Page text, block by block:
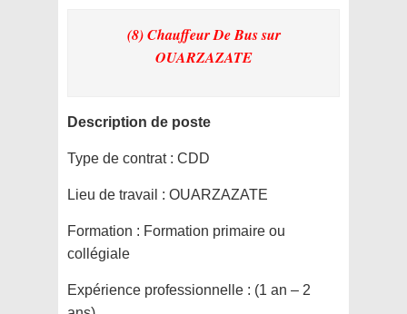
(8) Chauffeur De Bussur
OUARZAZATE
Description de poste
Type de contrat : CDD
Lieu de travail : OUARZAZATE
Formation : Formation primaire ou
collégiale
Expérience professionnelle : (1 an – 2